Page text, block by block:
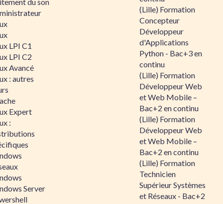
LPI C1
LPI C2
Avancé
: autres
Expert
:
Server
(Lille) Formation
Concepteur
Développeur
d'Applications
Python - Bac+3 en
continu
(Lille) Formation
Développeur Web
et Web Mobile –
Bac+2 en continu
(Lille) Formation
Développeur Web
et Web Mobile –
Bac+2 en continu
(Lille) Formation
Technicien
Supérieur Systèmes
et Réseaux - Bac+2